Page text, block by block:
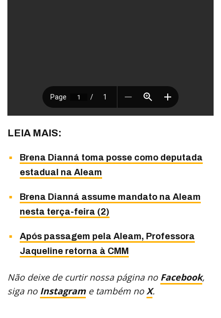
LEIA MAIS:
Brena Dianná toma posse como deputada
estadual na Aleam
Brena Dianná assume mandato na Aleam
nesta terça-feira (2)
Após passagem pela Aleam, Professora
Jaqueline retorna à CMM
Não deixe de curtir nossa página no Facebook,
siga no Instagram e também noX.